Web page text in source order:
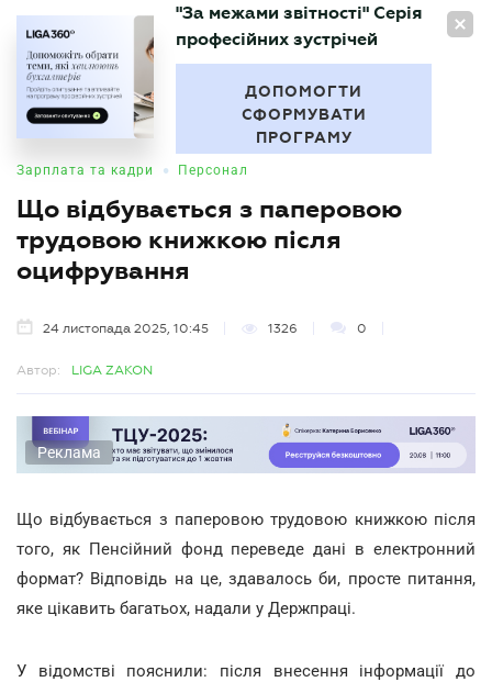
UA
БУХГАЛТЕР
"За межами звітності" Серія
професійних зустрічей
ДОПОМОГТИ
СФОРМУВАТИ
ПРОГРАМУ
Зарплата та кадри • Персонал
Що відбувається з паперовою
трудовою книжкою після
оцифрування
24 листопада 2025, 10:45 1326 0
Автор: LIGA ZAKON
Реклама
Що відбувається з паперовою трудовою книжкою після
того, як Пенсійний фонд переведе дані в електронний
формат? Відповідь на це, здавалось би, просте питання,
яке цікавить багатьох, надали у Держпраці.
У відомстві пояснили: після внесення інформації до